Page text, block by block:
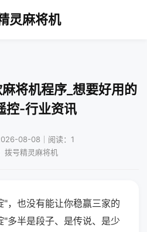
灵麻将机
将机程序_想要好用的
控-行业资讯
08-08｜阅读：1
拨号精灵麻将机
，也没有能让你稳赢三家的
多半是段子、是传说、是少